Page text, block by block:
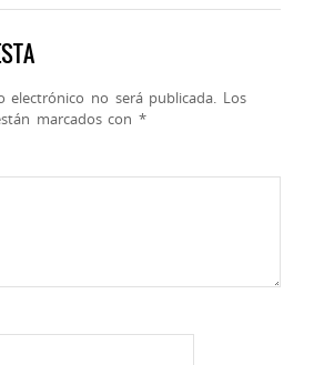
electrónico no será publicada. Los
marcados con *